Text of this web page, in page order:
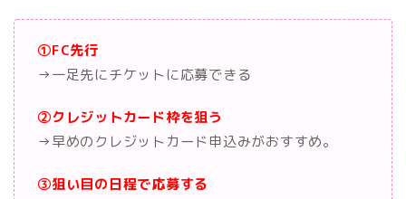
①FC先行
→一足先にチケットに応募できる
②クレジットカード枠を狙う
→早めのクレジットカード申込みがおすすめ。
③狙い目の日程で応募する